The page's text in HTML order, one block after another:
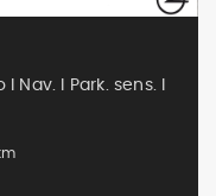
Nav. I Park. sens. I